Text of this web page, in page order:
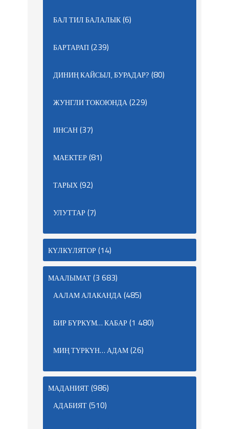
БАЛ ТИЛ БАЛАЛЫК(6)
БАРТАРАП(239)
ДИНИҢ КАЙСЫЛ, БУРАДАР? (80)
ЖУНГЛИ ТОКОЮНДА(229)
ИНСАН(37)
МАЕКТЕР(81)
ТАРЫХ(92)
УЛУТТАР(7)
КҮЛКҮЛЯТОР(14)
МААЛЫМАТ(3 683)
ААЛАМ АЛАКАНДА(485)
БИР БҮРКҮМ… КАБАР(1 480)
МИҢ ТҮРКҮН… АДАМ(26)
МАДАНИЯТ(986)
АДАБИЯТ(510)